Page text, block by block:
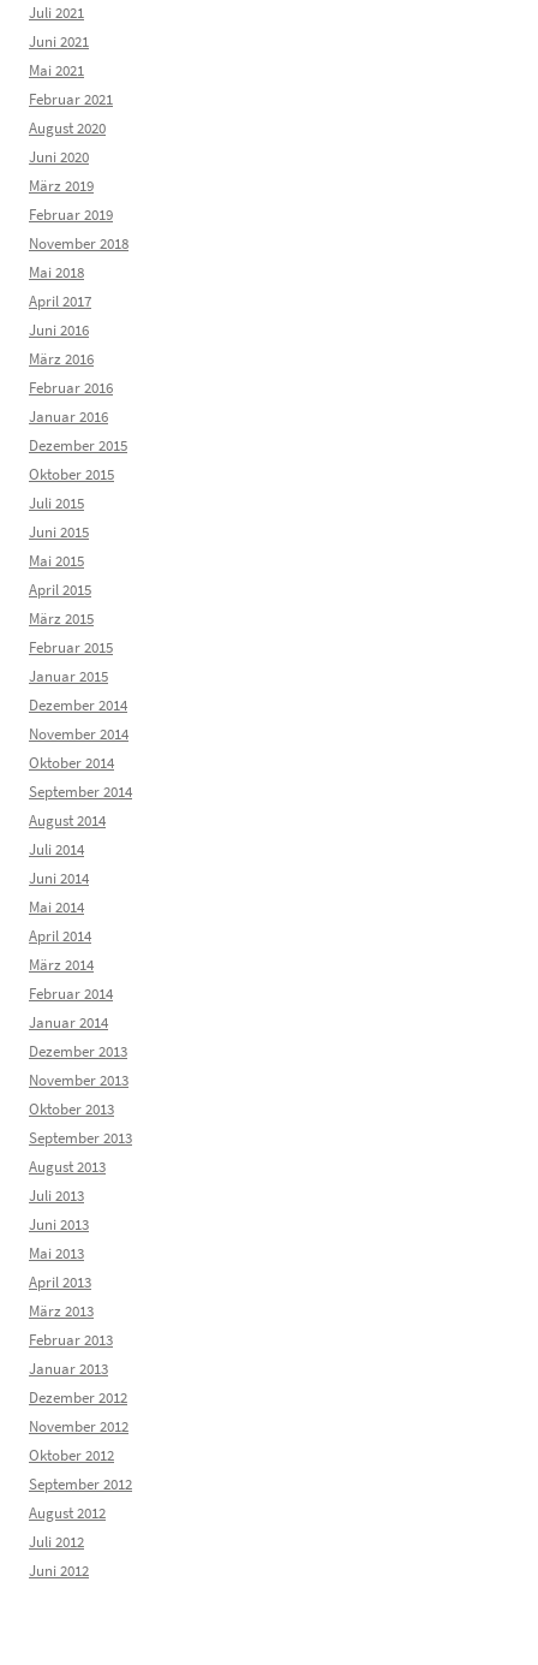
Juli 2021
Juni 2021
Mai 2021
Februar 2021
August 2020
Juni 2020
März 2019
Februar 2019
November 2018
Mai 2018
April 2017
Juni 2016
März 2016
Februar 2016
Januar 2016
Dezember 2015
Oktober 2015
Juli 2015
Juni 2015
Mai 2015
April 2015
März 2015
Februar 2015
Januar 2015
Dezember 2014
November 2014
Oktober 2014
September 2014
August 2014
Juli 2014
Juni 2014
Mai 2014
April 2014
März 2014
Februar 2014
Januar 2014
Dezember 2013
November 2013
Oktober 2013
September 2013
August 2013
Juli 2013
Juni 2013
Mai 2013
April 2013
März 2013
Februar 2013
Januar 2013
Dezember 2012
November 2012
Oktober 2012
September 2012
August 2012
Juli 2012
Juni 2012